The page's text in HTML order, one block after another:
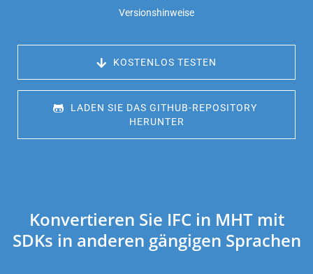
Versionshinweise
KOSTENLOS TESTEN
LADEN SIE DAS GITHUB-REPOSITORY
HERUNTER
Konvertieren Sie IFC in MHT mit
SDKs in anderen gängigen Sprachen